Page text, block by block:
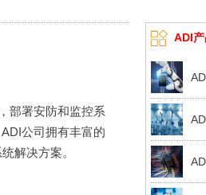
部署安防和监控系
公司拥有丰富的
解决方案。
ADI产